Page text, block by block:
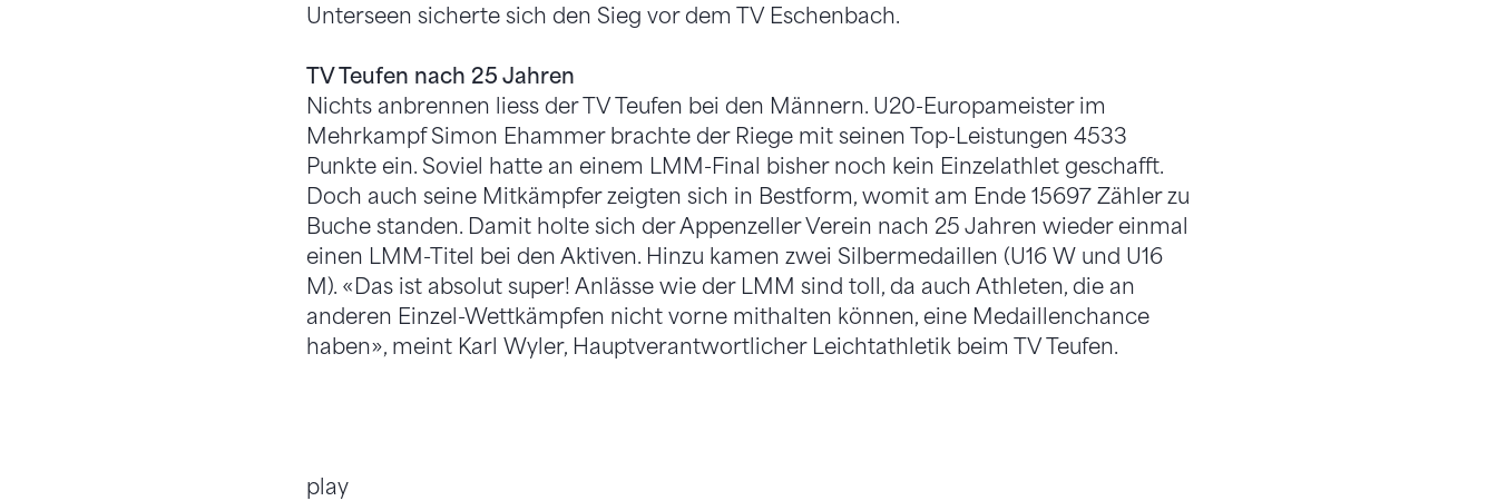
Unterseen sicherte sich den Sieg vor dem TV Eschenbach.
TV Teufen nach 25 Jahren
Nichts anbrennen liess der TV Teufen bei den Männern. U20-Europameister im
Mehrkampf Simon Ehammer brachte der Riege mit seinen Top-Leistungen 4533
Punkte ein. Soviel hatte an einem LMM-Final bisher noch kein Einzelathlet geschafft.
Doch auch seine Mitkämpfer zeigten sich in Bestform, womit am Ende 15697 Zähler zu
Buche standen. Damit holte sich der Appenzeller Verein nach 25 Jahren wieder einmal
einen LMM-Titel bei den Aktiven. Hinzu kamen zwei Silbermedaillen (U16 W und U16
M). «Das ist absolut super! Anlässe wie der LMM sind toll, da auch Athleten, die an
anderen Einzel-Wettkämpfen nicht vorne mithalten können, eine Medaillenchance
haben», meint Karl Wyler, Hauptverantwortlicher Leichtathletik beim TV Teufen.
play